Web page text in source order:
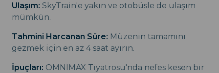
Ulaşım: SkyTrain'e yakın ve otobüsle de ulaşım
mümkün.
Tahmini Harcanan Süre: Müzenin tamamını
gezmek için en az 4 saat ayırın.
İpuçları: OMNIMAX Tiyatrosu'nda nefes kesen bir